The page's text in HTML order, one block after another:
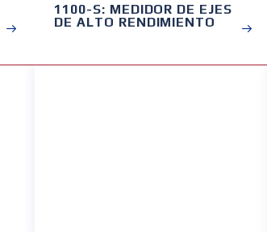
1100-S: MEDIDOR DE EJES
DE ALTO RENDIMIENTO